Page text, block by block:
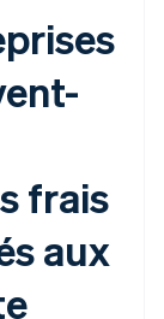
frais
aux